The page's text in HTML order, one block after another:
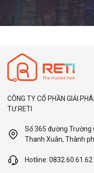
CÔNG TY CỔ PHẦN GIẢI
TƯ RETI
Số 365 đường Trường
Thanh Xuân, Thành
Hotline: 0832.60.61.62